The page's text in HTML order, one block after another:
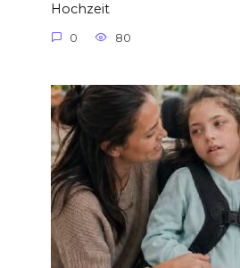
Hochzeit
0 80